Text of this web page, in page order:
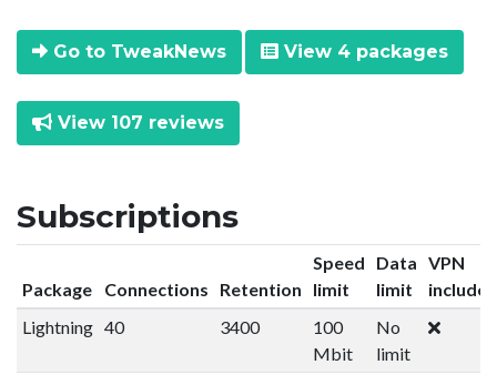
Go to TweakNews View 4 packages
View 107 reviews
Subscriptions
Package Connections Retention
Speed
limit
Data
limit
VPN
included
Lightning 40 3400
100
Mbit
No
limit